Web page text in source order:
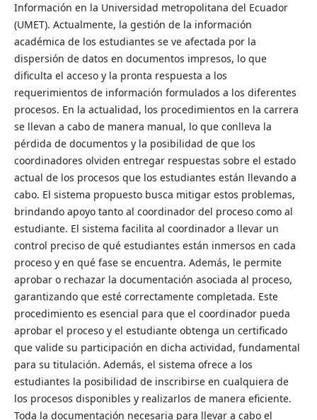
Información en la Universidad metropolitana del Ecuador
(UMET). Actualmente, la gestión de la información
académica de los estudiantes se ve afectada por la
dispersión de datos en documentos impresos, lo que
dificulta el acceso y la pronta respuesta a los
requerimientos de información formulados a los diferentes
procesos. En la actualidad, los procedimientos en la carrera
se llevan a cabo de manera manual, lo que conlleva la
pérdida de documentos y la posibilidad de que los
coordinadores olviden entregar respuestas sobre el estado
actual de los procesos que los estudiantes están llevando a
cabo. El sistema propuesto busca mitigar estos problemas,
brindando apoyo tanto al coordinador del proceso como al
estudiante. El sistema facilita al coordinador a llevar un
control preciso de qué estudiantes están inmersos en cada
proceso y en qué fase se encuentra. Además, le permite
aprobar o rechazar la documentación asociada al proceso,
garantizando que esté correctamente completada. Este
procedimiento es esencial para que el coordinador pueda
aprobar el proceso y el estudiante obtenga un certificado
que valide su participación en dicha actividad, fundamental
para su titulación. Además, el sistema ofrece a los
estudiantes la posibilidad de inscribirse en cualquiera de
los procesos disponibles y realizarlos de manera eficiente.
Toda la documentación necesaria para llevar a cabo el